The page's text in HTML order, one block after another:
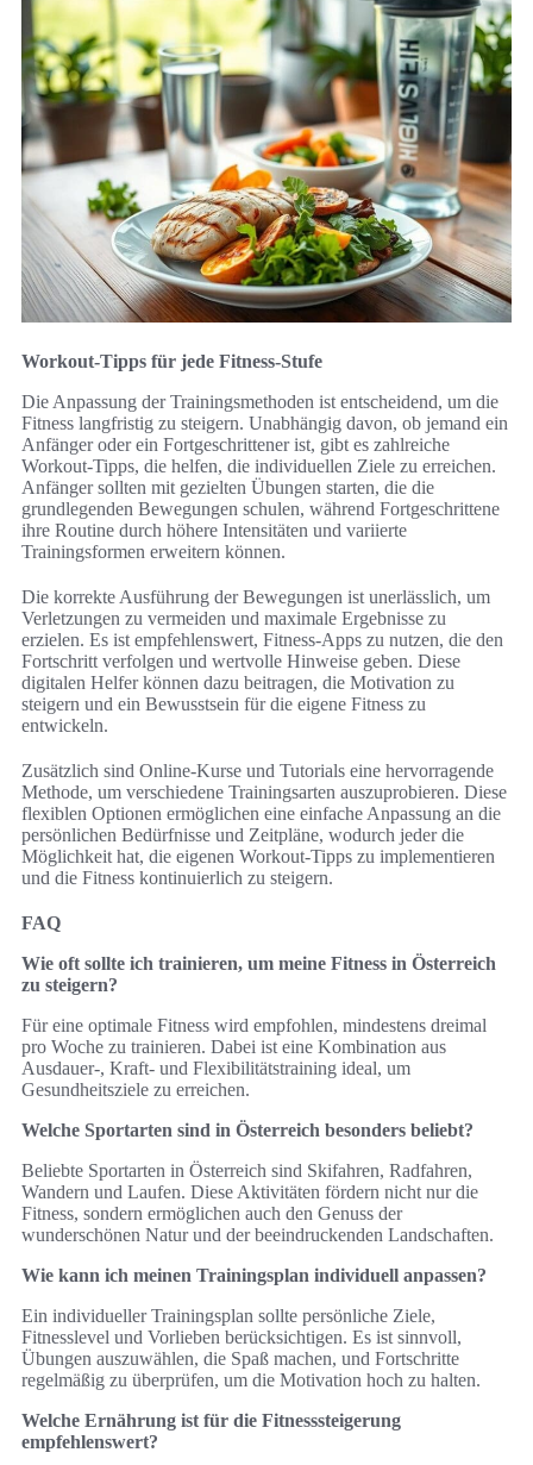
Workout-Tipps für jede Fitness-Stufe
Die Anpassung der Trainingsmethoden ist entscheidend, um die
Fitness langfristig zu steigern. Unabhängig davon, ob jemand ein
Anfänger oder ein Fortgeschrittener ist, gibt es zahlreiche
Workout-Tipps, die helfen, die individuellen Ziele zu erreichen.
Anfänger sollten mit gezielten Übungen starten, die die
grundlegenden Bewegungen schulen, während Fortgeschrittene
ihre Routine durch höhere Intensitäten und variierte
Trainingsformen erweitern können.
Die korrekte Ausführung der Bewegungen ist unerlässlich, um
Verletzungen zu vermeiden und maximale Ergebnisse zu
erzielen. Es ist empfehlenswert, Fitness-Apps zu nutzen, die den
Fortschritt verfolgen und wertvolle Hinweise geben. Diese
digitalen Helfer können dazu beitragen, die Motivation zu
steigern und ein Bewusstsein für die eigene Fitness zu
entwickeln.
Zusätzlich sind Online-Kurse und Tutorials eine hervorragende
Methode, um verschiedene Trainingsarten auszuprobieren. Diese
flexiblen Optionen ermöglichen eine einfache Anpassung an die
persönlichen Bedürfnisse und Zeitpläne, wodurch jeder die
Möglichkeit hat, die eigenen Workout-Tipps zu implementieren
und die Fitness kontinuierlich zu steigern.
FAQ
Wie oft sollte ich trainieren, um meine Fitness in Österreich
zu steigern?
Für eine optimale Fitness wird empfohlen, mindestens dreimal
pro Woche zu trainieren. Dabei ist eine Kombination aus
Ausdauer-, Kraft- und Flexibilitätstraining ideal, um
Gesundheitsziele zu erreichen.
Welche Sportarten sind in Österreich besonders beliebt?
Beliebte Sportarten in Österreich sind Skifahren, Radfahren,
Wandern und Laufen. Diese Aktivitäten fördern nicht nur die
Fitness, sondern ermöglichen auch den Genuss der
wunderschönen Natur und der beeindruckenden Landschaften.
Wie kann ich meinen Trainingsplan individuell anpassen?
Ein individueller Trainingsplan sollte persönliche Ziele,
Fitnesslevel und Vorlieben berücksichtigen. Es ist sinnvoll,
Übungen auszuwählen, die Spaß machen, und Fortschritte
regelmäßig zu überprüfen, um die Motivation hoch zu halten.
Welche Ernährung ist für die Fitnesssteigerung
empfehlenswert?